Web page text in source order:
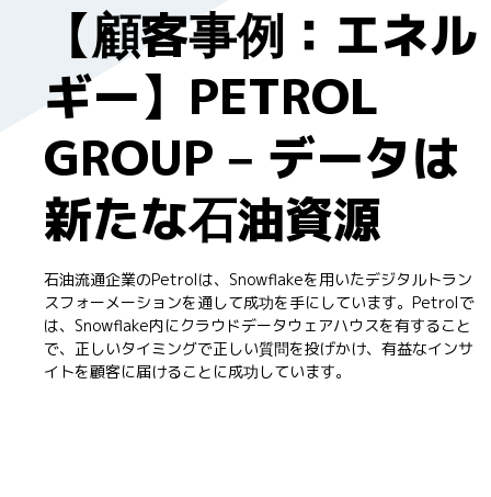
【顧客事例：エネル
ギー】PETROL
GROUP – データは
新たな石油資源
石油流通企業のPetrolは、Snowflakeを用いたデジタルトラン
スフォーメーションを通して成功を手にしています。Petrolで
は、Snowflake内にクラウドデータウェアハウスを有すること
で、正しいタイミングで正しい質問を投げかけ、有益なインサ
イトを顧客に届けることに成功しています。